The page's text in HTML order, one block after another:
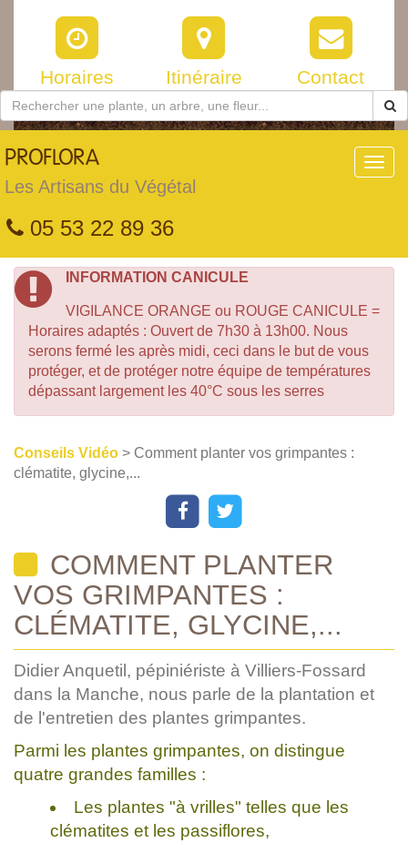
Horaires Itinéraire Contact
PROFLORA
Les Artisans du Végétal
05 53 22 89 36
INFORMATION CANICULE
VIGILANCE ORANGE ou ROUGE CANICULE =
Horaires adaptés : Ouvert de 7h30 à 13h00. Nous
serons fermé les après midi, ceci dans le but de vous
protéger, et de protéger notre équipe de températures
dépassant largement les 40°C sous les serres
Conseils Vidéo > Comment planter vos grimpantes :
clématite, glycine,...
COMMENT PLANTER
VOS GRIMPANTES :
CLÉMATITE, GLYCINE,...
Didier Anquetil, pépiniériste à Villiers-Fossard
dans la Manche, nous parle de la plantation et
de l'entretien des plantes grimpantes.
Parmi les plantes grimpantes, on distingue
quatre grandes familles :
Les plantes "à vrilles" telles que les
clématites et les passiflores,